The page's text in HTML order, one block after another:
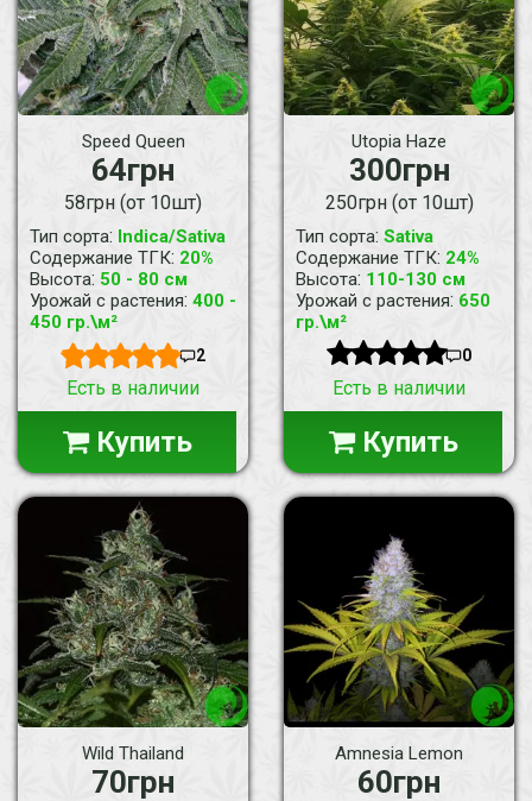
Speed Queen
64грн
58грн (от 10шт)
Тип сорта: Indica/Sativa
Содержание ТГК: 20%
Высота: 50 - 80 см
Урожай с растения: 400 -
450 гр.\м²
2
Есть в наличии
Купить
Utopia Haze
300грн
250грн (от 10шт)
Тип сорта: Sativa
Содержание ТГК: 24%
Высота: 110-130 см
Урожай с растения: 650
гр.\м²
0
Есть в наличии
Купить
Wild Thailand
70грн
Amnesia Lemon
60грн